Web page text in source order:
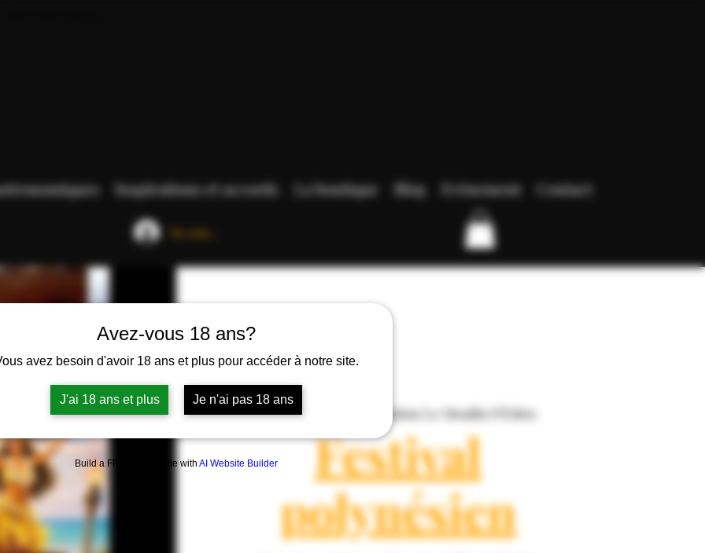
Avez-vous 18 ans?
avez besoin d'avoir 18 ans et plus pour accéder à notre site.
J'ai 18 ans et plus Je n'ai pas 18 ans
Build a FREE AI website with AI Website Builder
Inspirations et accords La boutique Blog Evènement Contact
Se connecter
sam. 27 juin Association Le Moulin D'Eden
Festival
polynésien